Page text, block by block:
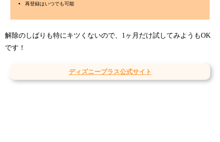
再登録はいつでも可能
解除のしばりも特にキツくないので、1ヶ月だけ試してみようもOK
です！
ディズニープラス公式サイト